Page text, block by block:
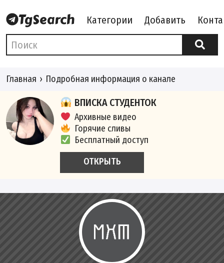
Категории Добавить
Главная Подробная информация о канале
ВПИСКА СТУДЕНТОК
Архивные видео
Горячие сливы
Бесплатный доступ
ОТКРЫТЬ